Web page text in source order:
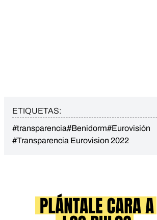
ETIQUETAS:
#transparencia#Benidorm#Eurovisión
#Transparencia Eurovision 2022